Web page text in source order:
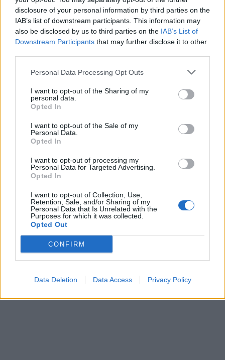
disclosure of your personal information by third parties on the
IAB’s list of downstream participants. This information may
also be disclosed by us to third parties on the IAB’s List of
Downstream Participants that may further disclose it to other
Personal Data Processing Opt Outs
I want to opt-out of the Sharing of my
personal data.
Opted In
I want to opt-out of the Sale of my
Personal Data.
Opted In
I want to opt-out of processing my
Personal Data for Targeted Advertising.
Opted In
I want to opt-out of Collection, Use,
Retention, Sale, and/or Sharing of my
Personal Data that Is Unrelated with the
Purposes for which it was collected.
Opted Out
CONFIRM
Data Deletion Data Access Privacy Policy